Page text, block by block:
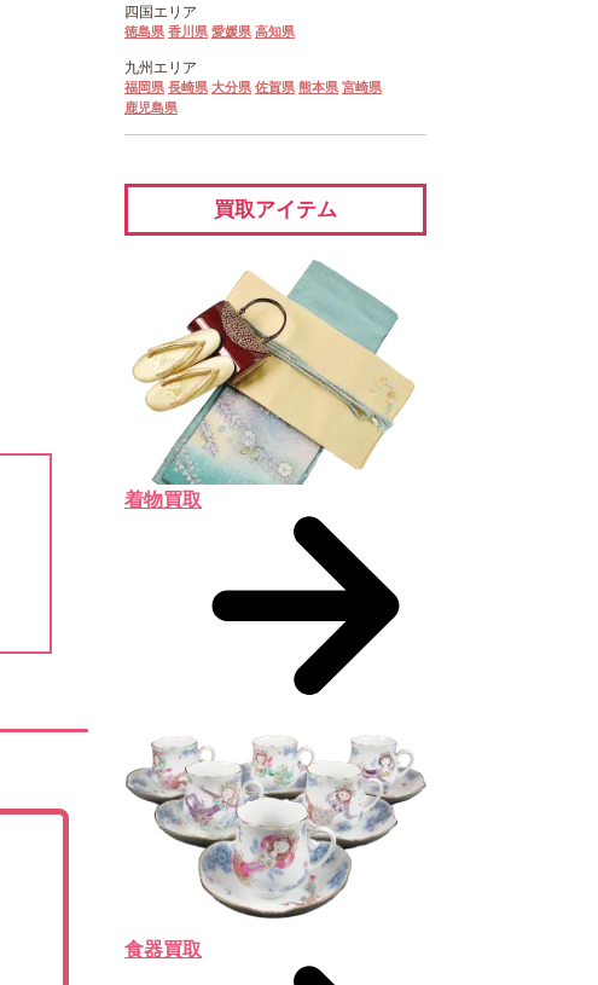
四国エリア
徳島県 香川県 愛媛県 高知県
九州エリア
福岡県 長崎県 大分県 佐賀県 熊本県 宮崎県
鹿児島県
買取アイテム
着物買取
食器買取